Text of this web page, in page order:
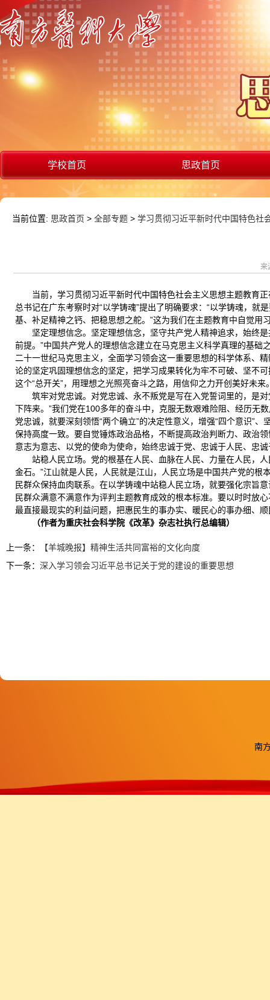
学校首页 思政首页
当前位置: 思政首页 > 全部专题 > 学习贯彻习近平新时代中国特色社
来
当前，学习贯彻习近平新时代中国特色社会主义思想主题教育
总书记在广东考察时对“以学铸魂”提出了明确要求：“以学铸魂，
基、补足精神之钙、把稳思想之舵。”这为我们在主题教育中自觉
坚定理想信念。坚定理想信念，坚守共产党人精神追求，始终
前提。”中国共产党人的理想信念建立在马克思主义科学真理的基
二十一世纪马克思主义，全面学习领会这一重要思想的科学体系、
论的坚定巩固理想信念的坚定，把学习成果转化为牢不可破、坚不
这个“总开关”，用理想之光照亮奋斗之路，用信仰之力开创美好未来
筑牢对党忠诚。对党忠诚、永不叛党是写在入党誓词里的，是
下阵来。”我们党在100多年的奋斗中，克服无数艰难险阻、经历无
党忠诚，就要深刻领悟“两个确立”的决定性意义，增强“四个意识”
保持高度一致。要自觉锤炼政治品格，不断提高政治判断力、政治
意志为意志、以党的使命为使命，始终忠诚于党、忠诚于人民、忠
站稳人民立场。党的根基在人民、血脉在人民、力量在人民，
金石。”江山就是人民，人民就是江山，人民立场是中国共产党的
民群众保持血肉联系。在以学铸魂中站稳人民立场，就要强化宗旨
民群众满意不满意作为评判主题教育成效的根本标准。要以时时放
最直接最现实的利益问题，把惠民生的事办实、暖民心的事办细、
（作者为重庆社会科学院《改革》杂志社执行总编辑）
上一条：
【羊城晚报】精神生活共同富裕的文化向度
下一条： 深入学习领会习近平总书记关于党的建设的重要思想
南